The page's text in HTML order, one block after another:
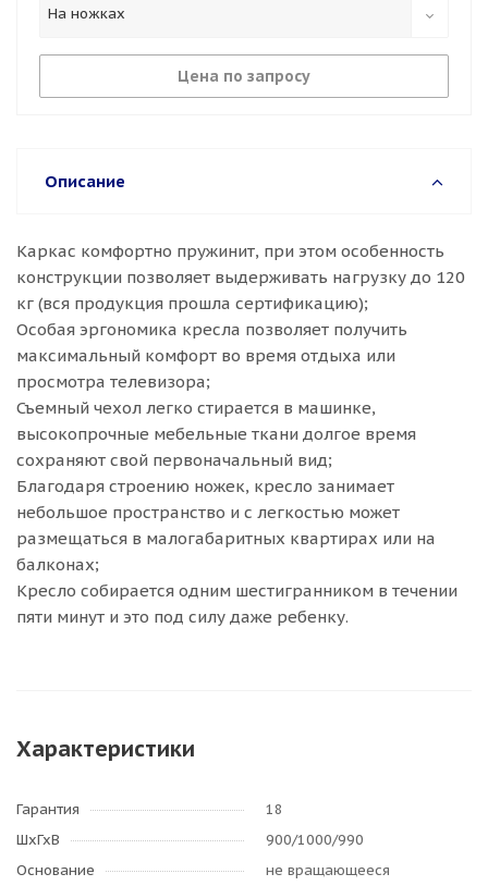
На ножках
Цена по запросу
Описание
Каркас комфортно пружинит, при этом особенность
конструкции позволяет выдерживать нагрузку до 120
кг (вся продукция прошла сертификацию);
Особая эргономика кресла позволяет получить
максимальный комфорт во время отдыха или
просмотра телевизора;
Съемный чехол легко стирается в машинке,
высокопрочные мебельные ткани долгое время
сохраняют свой первоначальный вид;
Благодаря строению ножек, кресло занимает
небольшое пространство и с легкостью может
размещаться в малогабаритных квартирах или на
балконах;
Кресло собирается одним шестигранником в течении
пяти минут и это под силу даже ребенку.
Характеристики
Гарантия
18
ШхГхВ
900/1000/990
Основание
не вращающееся